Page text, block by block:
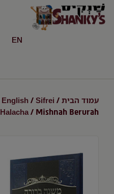
EN
עמוד הבית /
English / Sifrei
Halacha/ Mishnah Berurah חלק ג' (ח') קטן